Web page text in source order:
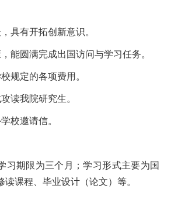
具有开拓创新意识。
能圆满完成出国访问与学习任务。
规定的各项费用。
读我院研究生。
校邀请信。
习期限为三个月；学习形式主要为国
课程、毕业设计（论文）等。